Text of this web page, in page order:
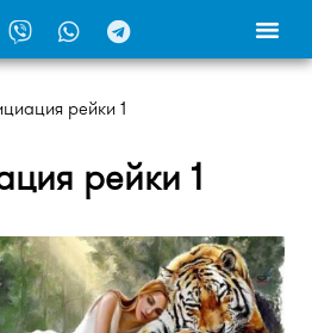
рейки 1
рейки 1